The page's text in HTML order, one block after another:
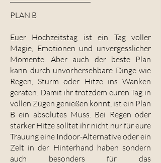
PLAN B
Euer Hochzeitstag ist ein Tag voller
Magie, Emotionen und unvergesslicher
Momente. Aber auch der beste Plan
kann durch unvorhersehbare Dinge wie
Regen, Sturm oder Hitze ins Wanken
geraten. Damit ihr trotzdem euren Tag in
vollen Zügen genießen könnt, ist ein Plan
B ein absolutes Muss. Bei Regen oder
starker Hitze solltet ihr nicht nur für eure
Trauung eine Indoor-Alternative oder ein
Zelt in der Hinterhand haben sondern
auch besonders für das